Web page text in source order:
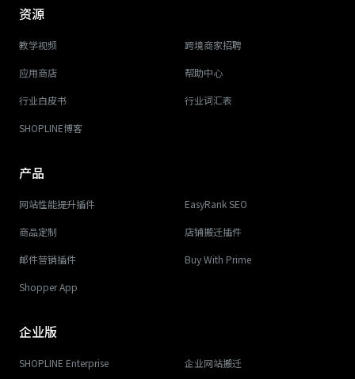
资源
教学视频 跨境商家招聘
应用商店 帮助中心
行业白皮书 行业词汇表
SHOPLINE博客
产品
网站性能提升插件 EasyRank SEO
商品定制 店铺搬迁插件
邮件营销插件 Buy With Prime
Shopper App
企业版
SHOPLINE Enterprise 企业网站搬迁